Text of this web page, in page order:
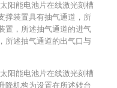
阳能电池片在线激光刻槽
撑装置具有抽气通道，所
置，所述抽气通道的进气
所述抽气通道的出气口与
阳能电池片在线激光刻槽
降机构为设置在所述转台